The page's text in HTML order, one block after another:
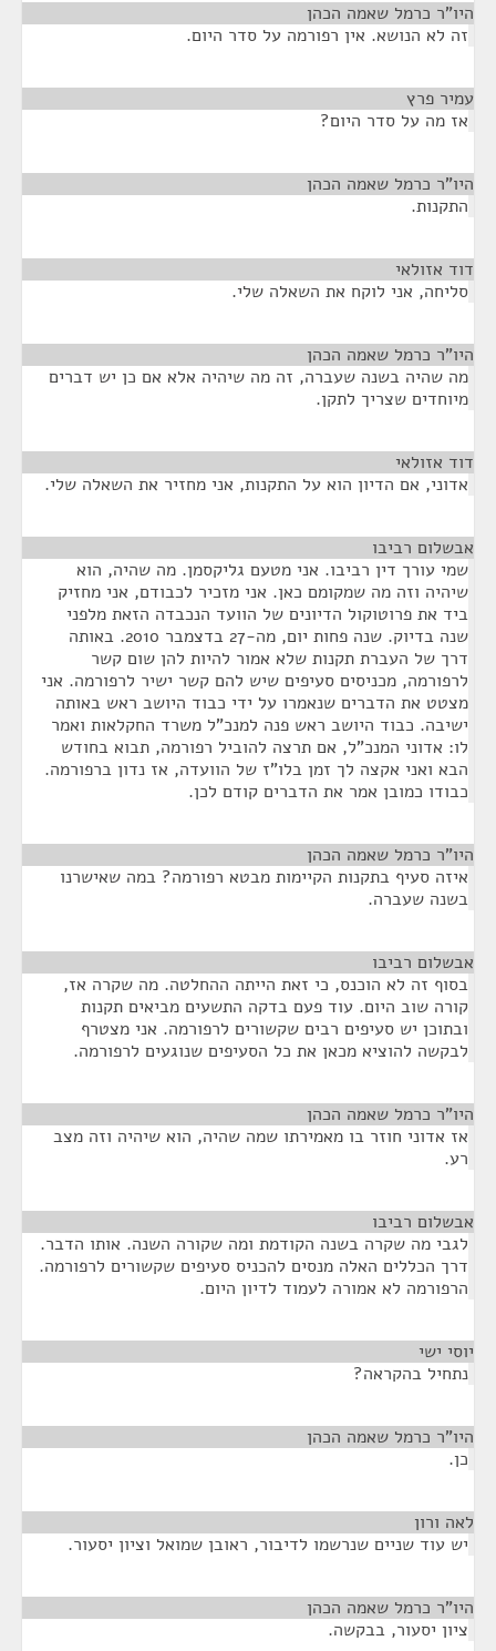
היו"ר כרמל שאמה הכהן
זה לא הנושא. אין רפורמה על סדר היום.
עמיר פרץ
אז מה על סדר היום?
היו"ר כרמל שאמה הכהן
התקנות.
דוד אזולאי
סליחה, אני לוקח את השאלה שלי.
היו"ר כרמל שאמה הכהן
מה שהיה בשנה שעברה, זה מה שיהיה אלא אם כן יש דברים
מיוחדים שצריך לתקן.
דוד אזולאי
אדוני, אם הדיון הוא על התקנות, אני מחזיר את השאלה שלי.
אבשלום רביבו
שמי עורך דין רביבו. אני מטעם גליקסמן. מה שהיה, הוא
שיהיה וזה מה שמקומם כאן. אני מזכיר לכבודם, אני מחזיק
ביד את פרוטוקול הדיונים של הוועד הנכבדה הזאת מלפני
שנה בדיוק. שנה פחות יום, מה-27 בדצמבר 2010. באותה
דרך של העברת תקנות שלא אמור להיות להן שום קשר
לרפורמה, מכניסים סעיפים שיש להם קשר ישיר לרפורמה. אני
מצטט את הדברים שנאמרו על ידי כבוד היושב ראש באותה
ישיבה. כבוד היושב ראש פנה למנכ"ל משרד החקלאות ואמר
לו: אדוני המנכ"ל, אם תרצה להוביל רפורמה, תבוא בחודש
הבא ואני אקצה לך זמן בלו"ז של הוועדה, אז נדון ברפורמה.
כבודו כמובן אמר את הדברים קודם לכן.
היו"ר כרמל שאמה הכהן
איזה סעיף בתקנות הקיימות מבטא רפורמה? במה שאישרנו
בשנה שעברה.
אבשלום רביבו
בסוף זה לא הוכנס, כי זאת הייתה ההחלטה. מה שקרה אז,
קורה שוב היום. עוד פעם בדקה התשעים מביאים תקנות
ובתוכן יש סעיפים רבים שקשורים לרפורמה. אני מצטרף
לבקשה להוציא מכאן את כל הסעיפים שנוגעים לרפורמה.
היו"ר כרמל שאמה הכהן
אז אדוני חוזר בו מאמירתו שמה שהיה, הוא שיהיה וזה מצב
רע.
אבשלום רביבו
לגבי מה שקרה בשנה הקודמת ומה שקורה השנה. אותו הדבר.
דרך הכללים האלה מנסים להכניס סעיפים שקשורים לרפורמה.
הרפורמה לא אמורה לעמוד לדיון היום.
יוסי ישי
נתחיל בהקראה?
היו"ר כרמל שאמה הכהן
כן.
לאה ורון
יש עוד שניים שנרשמו לדיבור, ראובן שמואל וציון יסעור.
היו"ר כרמל שאמה הכהן
ציון יסעור, בבקשה.